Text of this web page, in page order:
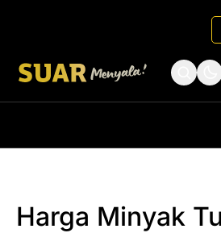
Harga Minyak